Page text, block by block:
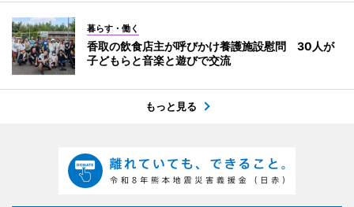
暮らす・働く
香取の飲食店主が呼びかけ養護施設慰問 30人が
子どもらと音楽と遊びで交流
もっと見る